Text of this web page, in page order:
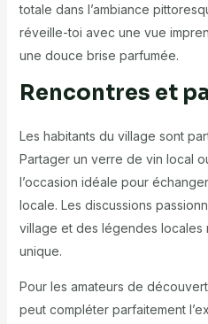
totale dans l’ambiance
réveille-toi avec une vue
une douce brise parfumée.
Rencontres et
Les habitants du village sont
Partager un verre de vin local
l’occasion idéale pour
locale. Les discussions
village et des légendes
unique.
Pour les amateurs de
peut compléter parfaitement